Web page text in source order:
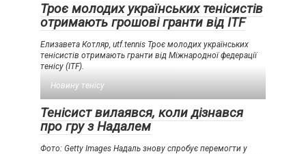
Троє молодих українських тенісистів
отримають грошові гранти від ITF
Елизавета Котляр, utf.tennis Троє молодих українських
тенісистів отримають гранти від Міжнародної федерації
тенісу (ITF).
Новину тенісу
Тенісист вилаявся, коли дізнався
про гру з Надалем
Фото: Getty Images Надаль знову спробує перемогти у